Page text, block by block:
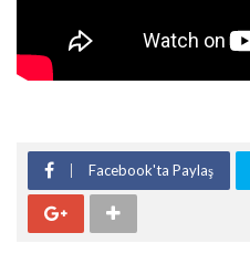
Facebook'ta Paylaş